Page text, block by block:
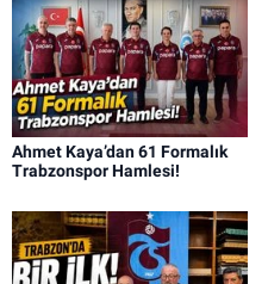
Ahmet Kaya’dan 61 Formalık
Trabzonspor Hamlesi!